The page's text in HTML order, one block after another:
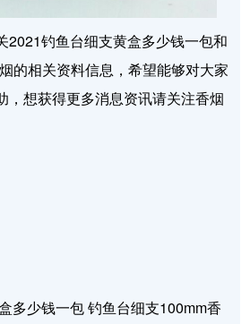
2021钓鱼台细支黄盒多少钱一包和
的相关资料信息，希望能够对大家
，想获得更多消息资讯请关注香烟
多少钱一包 钓鱼台细支100mm香